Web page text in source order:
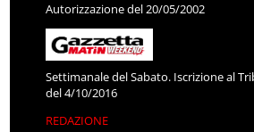
Autorizzazione del 20/05/2002
Settimanale del Sabato. Iscrizione al
del 4/10/2016
REDAZIONE